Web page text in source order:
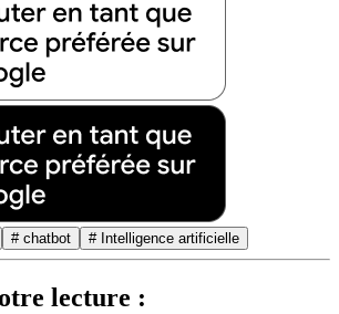
# chatbot # Intelligence artificielle
lecture :